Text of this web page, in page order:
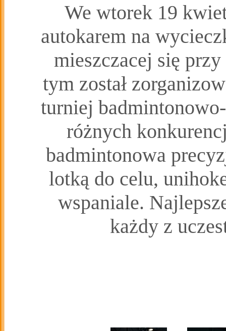
We wtorek 19
autokarem na
mieszczacej się
tym został
turniej
różnych
badmintonowa
lotką do celu,
wspaniale.
każdy z